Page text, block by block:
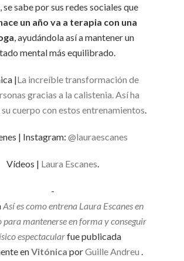
se sabe por sus redes sociales que
un año va a terapia con una
, ayudándola así a mantener un
mental más equilibrado.
|La increíble transformación de
gracias a la calistenia. Así ha
cuerpo con estos entrenamientos
| Instagram: @lauraescanes
Vídeos | Laura Escanes
-
Así es como entrena Laura Escanes en
para mantenerse en forma y conseguir
espectacularfue publicada
enVitónica porGuille Andreu